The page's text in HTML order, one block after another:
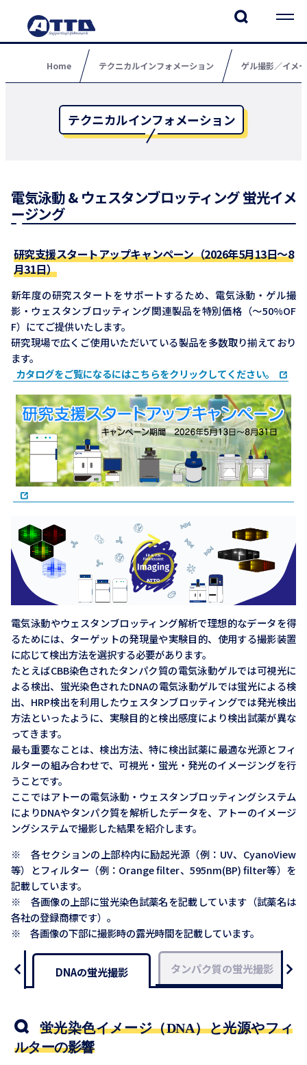
Home テクニカルインフォメーション ゲル撮影／イメ
テクニカルインフォメーション
電気泳動 & ウェスタンブロッティング 蛍光イメ
ージング
研究支援スタートアップキャンペーン（2026年5月13日～8
月31日）
新年度の研究スタートをサポートするため、電気泳動・ゲル撮
影・ウェスタンブロッティング関連製品を特別価格（～50%OF
F）にてご提供いたします。
研究現場で広くご使用いただいている製品を多数取り揃えており
ます。
カタログをご覧になるにはこちらをクリックしてください。
電気泳動やウェスタンブロッティング解析で理想的なデータを得
るためには、ターゲットの発現量や実験目的、使用する撮影装置
に応じて検出方法を選択する必要があります。
たとえばCBB染色されたタンパク質の電気泳動ゲルでは可視光に
よる検出、蛍光染色されたDNAの電気泳動ゲルでは蛍光による検
出、HRP検出を利用したウェスタンブロッティングでは発光検出
方法といったように、実験目的と検出感度により検出試薬が異な
ってきます。
最も重要なことは、検出方法、特に検出試薬に最適な光源とフィ
ルターの組み合わせで、可視光・蛍光・発光のイメージングを行
うことです。
ここではアトーの電気泳動・ウェスタンブロッティングシステム
によりDNAやタンパク質を解析したデータを、アトーのイメージ
ングシステムで撮影した結果を紹介します。
※ 各セクションの上部枠内に励起光源（例：UV、CyanoView
等）とフィルター（例：Orange filter、595nm(BP) filter等）を
記載しています。
※ 各画像の上部に蛍光染色試薬名を記載しています（試薬名は
各社の登録商標です）。
※ 各画像の下部に撮影時の露光時間を記載しています。
DNAの蛍光撮影 タンパク質の蛍光撮影
蛍光染色イメージ（DNA）と光源やフィ
ルターの影響